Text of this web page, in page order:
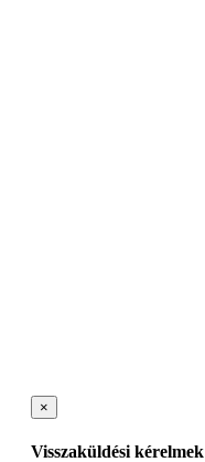
×
Visszaküldési kérelmek